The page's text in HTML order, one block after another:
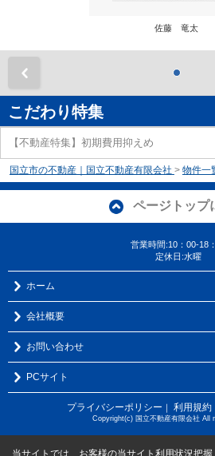
佐藤 竜太
こだわり特集
【不動産特集】初期費用抑えめ
国立市の不動産｜国立不動産有限会社 > 物件一
ページトップ
営業時間:10：00-18
定休日:水曜
ホーム
会社概要
お問い合わせ
PCサイト
プライバシーポリシー 利用規約
Copyright(c) 国立不動産有限会社 All
当サイトでは、お客様の当サイト利用状況把